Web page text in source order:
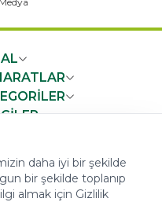
daha iyi bir şekilde
bir şekilde toplanıp
almak için Gizlilik